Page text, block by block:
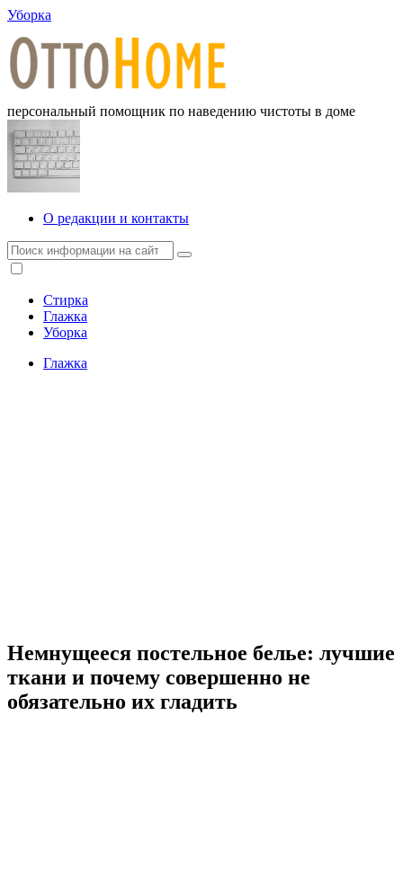
Уборка
персональный помощник по наведению чистоты в доме
О редакции и контакты
Стирка
Глажка
Уборка
Глажка
Немнущееся постельное белье: лучшие
ткани и почему совершенно не
обязательно их гладить